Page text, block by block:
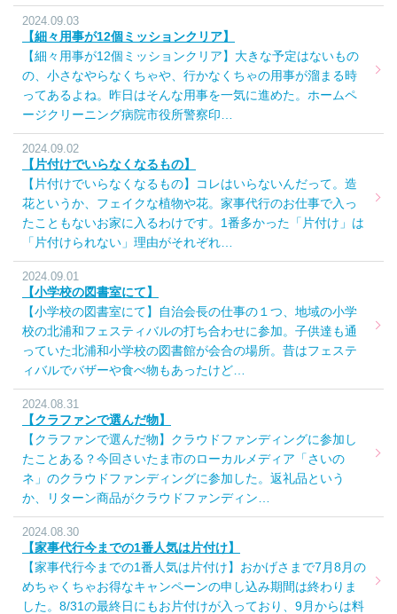
2024.09.03
【細々用事が12個ミッションクリア】
【細々用事が12個ミッションクリア】大きな予定はないもの
の、小さなやらなくちゃや、行かなくちゃの用事が溜まる時
ってあるよね。昨日はそんな用事を一気に進めた。ホームペ
ージクリーニング病院市役所警察印…
2024.09.02
【片付けでいらなくなるもの】
【片付けでいらなくなるもの】コレはいらないんだって。造
花というか、フェイクな植物や花。家事代行のお仕事で入っ
たこともないお家に入るわけです。1番多かった「片付け」は
「片付けられない」理由がそれぞれ…
2024.09.01
【小学校の図書室にて】
【小学校の図書室にて】自治会長の仕事の１つ、地域の小学
校の北浦和フェスティバルの打ち合わせに参加。子供達も通
っていた北浦和小学校の図書館が会合の場所。昔はフェステ
ィバルでバザーや食べ物もあったけど…
2024.08.31
【クラファンで選んだ物】
【クラファンで選んだ物】クラウドファンディングに参加し
たことある？今回さいたま市のローカルメディア「さいの
ネ」のクラウドファンディングに参加した。返礼品という
か、リターン商品がクラウドファンディン…
2024.08.30
【家事代行今までの1番人気は片付け】
【家事代行今までの1番人気は片付け】おかげさまで7月8月の
めちゃくちゃお得なキャンペーンの申し込み期間は終わりま
した。8/31の最終日にもお片付けが入っており、9月からは料